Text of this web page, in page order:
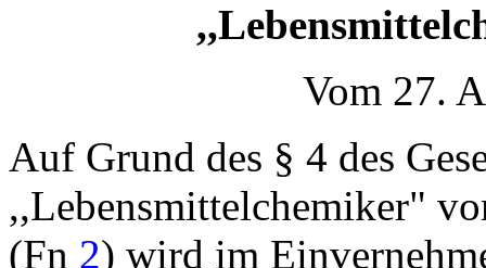
Vom 27.
Auf Grund des § 4 des
,,Lebensmittelchemiker"
(Fn 2) wird im